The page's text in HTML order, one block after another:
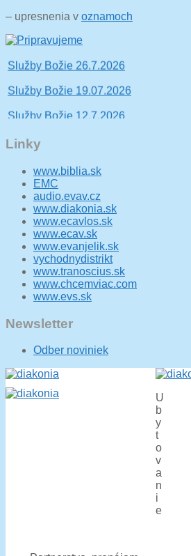
– upresnenia v oznamoch
Vitajte, viac sa dočítate tu >>
Služby Božie 26.7.2026
Služby Božie 19.07.2026
Služby Božie 12.7.2026
Služby Božie 28.6.2026
Služby Božie 14.06.2026
Služby Božie 07.06.2026
Služby Božie 31.5.2026 + Konfirmácia
Služby Božie 24.5.2026
Koncert nádeje - Iľanovské píšťaly
Linky
www.biblia.sk
EMC
audio.evav.cz
www.diakonia.sk
www.ecavlos.sk
www.ecav.sk
www.evanjelik.sk
vychodnydistrikt
www.tranoscius.sk
www.chcemviac.com
www.evs.sk
Newsletter
Odber noviniek
U
b
y
t
o
v
a
n
i
e